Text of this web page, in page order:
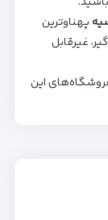
پهناوترین
غیرقابل
فروشگاه‌های این